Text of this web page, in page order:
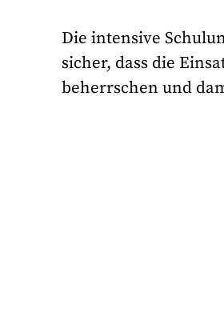
Die intensive
sicher, dass die
beherrschen und